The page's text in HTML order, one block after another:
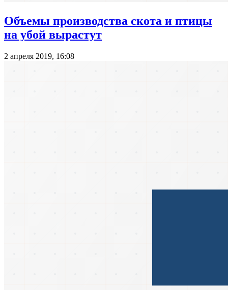
Объемы производства скота и птицы
на убой вырастут
2 апреля 2019, 16:08